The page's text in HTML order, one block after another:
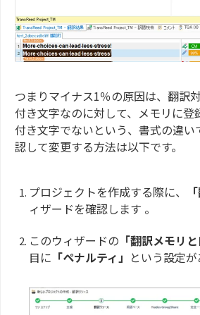
つまりマイナス1％の原因は、翻訳
付き文字なのに対して、メモリに登
付き文字でないという、書式の違い
認して変更する方法は以下です。
プロジェクトを作成する際に、
ィザードを確認します 。
このウィザードの 「翻訳メモリ
目に 「ペナルティ」 という設定が